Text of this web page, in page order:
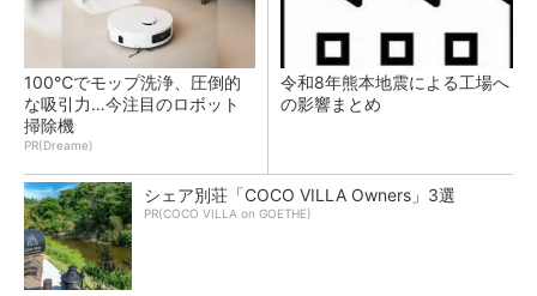
100℃でモップ洗浄、圧倒的
な吸引力…今注目のロボット
掃除機
PR(Dreame)
令和8年熊本地震による工場へ
の影響まとめ
シェア別荘「COCO VILLA Owners」3選
PR(COCO VILLA on GOETHE)